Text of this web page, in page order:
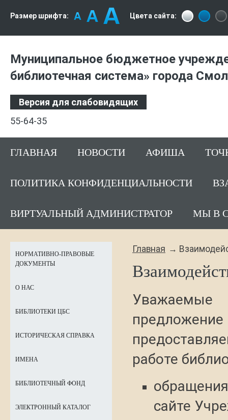
Размер шрифта: Цвета сайта:
Муниципальное бюджетное
библиотечная система» города
Версия для слабовидящих
55-64-35
ГЛАВНАЯ НОВОСТИ АФИША
ПОЛИТИКА КОНФИДЕНЦИАЛЬНОСТИ
ВИРТУАЛЬНЫЙ АДМИНИСТРАТОР МЫ В
Главная
Уважаемые
работе
сайте
НОРМАТИВНО-ПРАВОВЫЕ
ДОКУМЕНТЫ
О НАС
БИБЛИОТЕКИ ЦБС
ИСТОРИЧЕСКАЯ СПРАВКА
ИМЕНА
БИБЛИОТЕЧНЫЙ ФОНД
ЭЛЕКТРОННЫЙ КАТАЛОГ